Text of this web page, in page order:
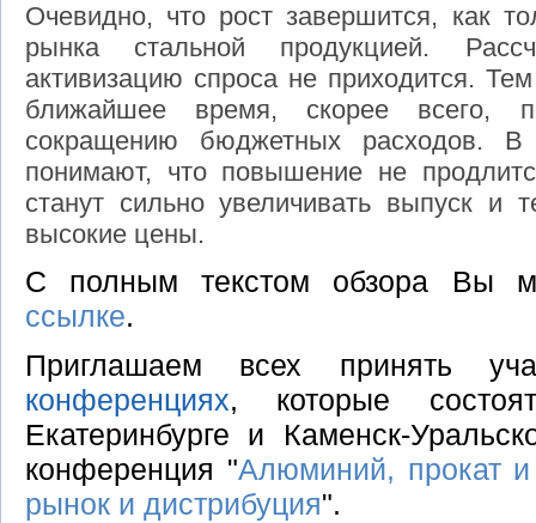
Очевидно, что рост завершится, как
рынка стальной продукцией.
активизацию спроса не приходится.
ближайшее время, скорее всего,
сокращению бюджетных расходов.
понимают, что повышение не
станут сильно увеличивать выпуск и
высокие цены.
С полным текстом обзора Вы
ссылке.
Приглашаем всех принять
конференциях, которые
Екатеринбурге и Каменск-
конференция "Алюминий, прокат
рынок и дистрибуция".